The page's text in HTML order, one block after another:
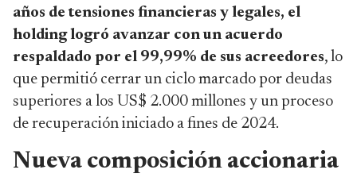
años de tensiones financieras y legales, el
holding logró avanzar con un acuerdo
respaldado por el 99,99% de sus acreedores, lo
que permitió cerrar un ciclo marcado por deudas
superiores a los US$ 2.000 millones y un proceso
de recuperación iniciado a fines de 2024.
Nueva composición accionaria